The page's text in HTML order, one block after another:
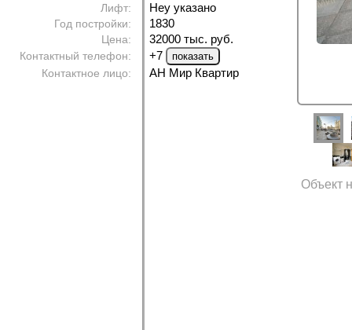
Лифт: Неу указано
Год постройки: 1830
Цена: 32000 тыс. руб.
Контактный телефон: +7
Контактное лицо: АН Мир Квартир
Объект